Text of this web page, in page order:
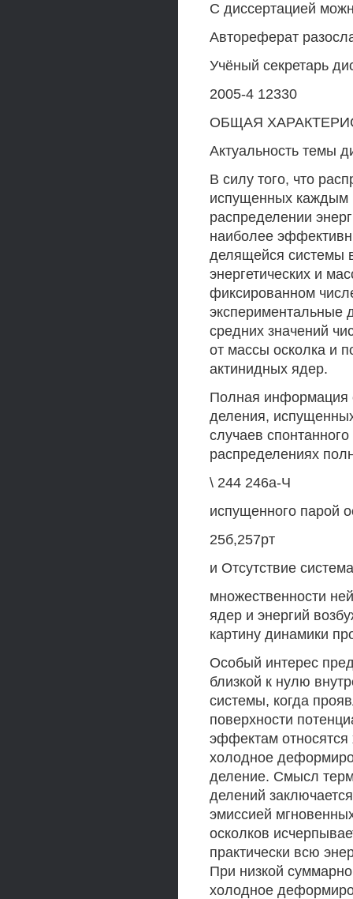
С диссертацией
Автореферат
Учёный секретарь
2005-4 12330
ОБЩАЯ
Актуальность темы
В силу того, что
испущенных каждым
распределении
наиболее
делящейся системы
энергетических и
фиксированном
экспериментальные
средних значений
от массы осколка и
актинидных ядер.
Полная информация
деления,
случаев
распределениях
\ 244 246а-Ч
испущенного парой
25б,257рт
и Отсутствие
множественности
ядер и энергий
картину динамики
Особый интерес
близкой к нулю
системы, когда
поверхности
эффектам относятся
холодное
деление. Смысл
делений
эмиссией
осколков
практически всю
При низкой
холодное